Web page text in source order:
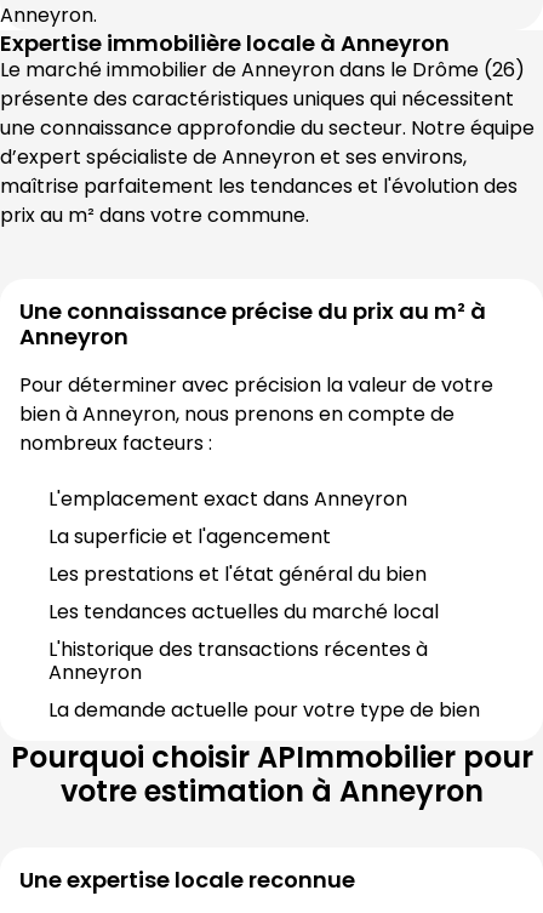
Anneyron.
Expertise immobilière locale à Anneyron
Le marché immobilier de Anneyron dans le Drôme (26)
présente des caractéristiques uniques qui nécessitent
une connaissance approfondie du secteur. Notre équipe
d’expert spécialiste de Anneyron et ses environs,
maîtrise parfaitement les tendances et l'évolution des
prix au m² dans votre commune.
Une connaissance précise du prix au m² à
Anneyron
Pour déterminer avec précision la valeur de votre
bien à Anneyron, nous prenons en compte de
nombreux facteurs :
L'emplacement exact dans Anneyron
La superficie et l'agencement
Les prestations et l'état général du bien
Les tendances actuelles du marché local
Anneyron
La demande actuelle pour votre type de bien
Pourquoi choisirAPImmobilierpour
votre estimation à Anneyron
Une expertise locale reconnue